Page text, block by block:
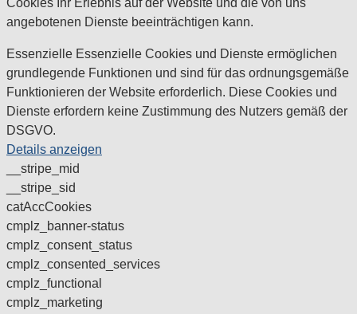
Cookies Ihr Erlebnis auf der Website und die von uns
angebotenen Dienste beeinträchtigen kann.
Essenzielle Essenzielle Cookies und Dienste ermöglichen
grundlegende Funktionen und sind für das ordnungsgemäße
Funktionieren der Website erforderlich. Diese Cookies und
Dienste erfordern keine Zustimmung des Nutzers gemäß der
DSGVO.
Details anzeigen
__stripe_mid
__stripe_sid
catAccCookies
cmplz_banner-status
cmplz_consent_status
cmplz_consented_services
cmplz_functional
cmplz_marketing